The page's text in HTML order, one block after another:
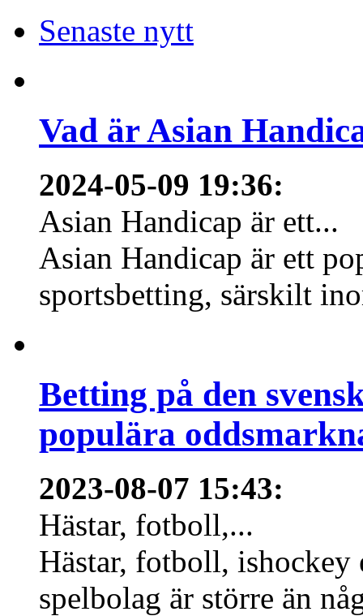
Senaste nytt
Vad är Asian
2024-05-09 19:36:
Asian Handicap är ett...
Asian Handicap är ett
sportsbetting, särskilt
Betting på den
populära
2023-08-07 15:43:
Hästar, fotboll,...
Hästar, fotboll,
spelbolag är större än